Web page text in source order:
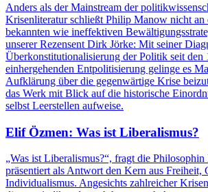
Anders als der Mainstream der
Krisenliteratur schließt Philip Manow nicht an
bekannten wie ineffektiven
unserer Rezensent Dirk Jörke: Mit seiner
Überkonstitutionalisierung der Politik seit den
einhergehenden Entpolitisierung gelinge es
Aufklärung über die gegenwärtige Krise
das Werk mit Blick auf die historische
selbst Leerstellen aufweise.
Elif Özmen: Was ist Liberalismus?
„Was ist Liberalismus?“, fragt die
präsentiert als Antwort den Kern aus Freiheit,
Individualismus. Angesichts zahlreicher